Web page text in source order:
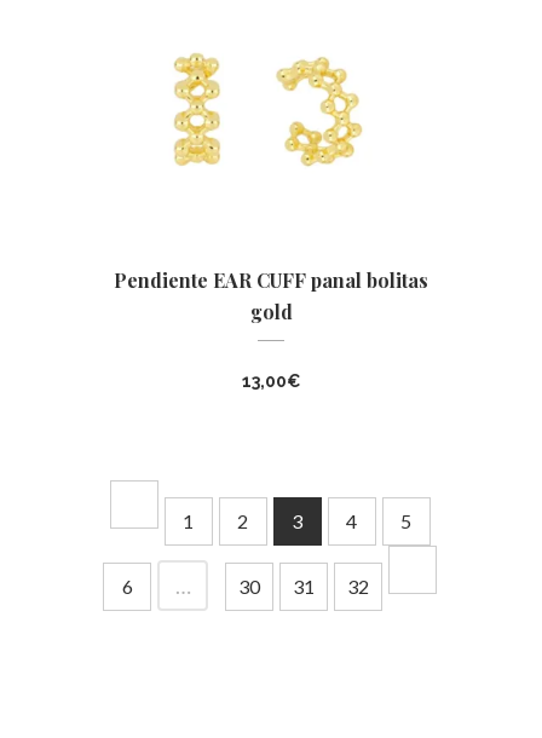
Pendiente EAR CUFF panal bolitas
gold
13,00€
1 2 3 4 5
6 … 30 31 32